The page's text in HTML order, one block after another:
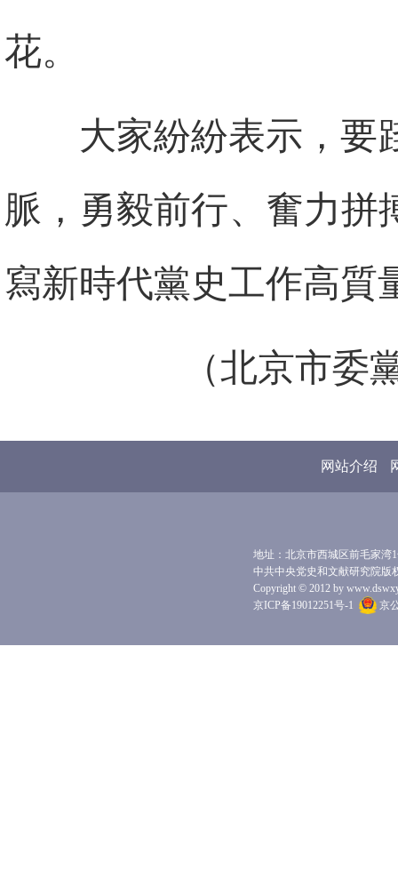
花。
大家紛紛表示，要
脈，勇毅前行、奮力拼
寫新時代黨史工作高質
（北京市委
网站介绍
地址：北京市西城区前毛家湾
中共中央党史和文献研究院版
Copyright © 2012 by
京ICP备19012251号-1
京